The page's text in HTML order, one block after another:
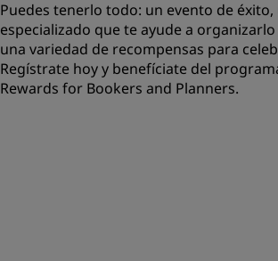
Puedes tenerlo todo: un evento de
especializado que te ayude a
una variedad de recompensas para
Regístrate hoyy benefíciate del
Rewards for Bookers and Planners.